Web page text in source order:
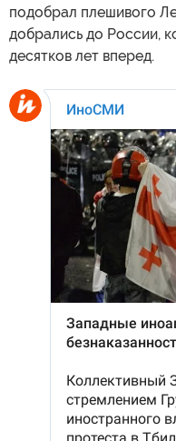
подобрал плешивого
добрались до России,
десятков лет вперед.